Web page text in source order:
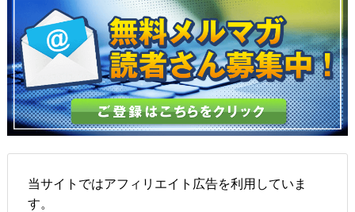
当サイトではアフィリエイト広告を利用していま
す。